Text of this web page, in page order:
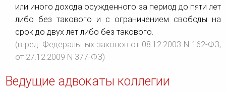
или иного дохода осужденного за период до пяти лет
либо без такового и с ограничением свободы на
срок до двух лет либо без такового.
(в ред. Федеральных законов от 08.12.2003 N 162-ФЗ,
от 27.12.2009 N 377-ФЗ)
Ведущие адвокаты коллегии